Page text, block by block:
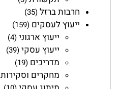
חרבות ברזל(35)
ייעוץ לעסקים (159)
ייעוץ ארגוני(4)
ייעוץ עסקי(39)
מדריכים (19)
מחקרים וסקירות